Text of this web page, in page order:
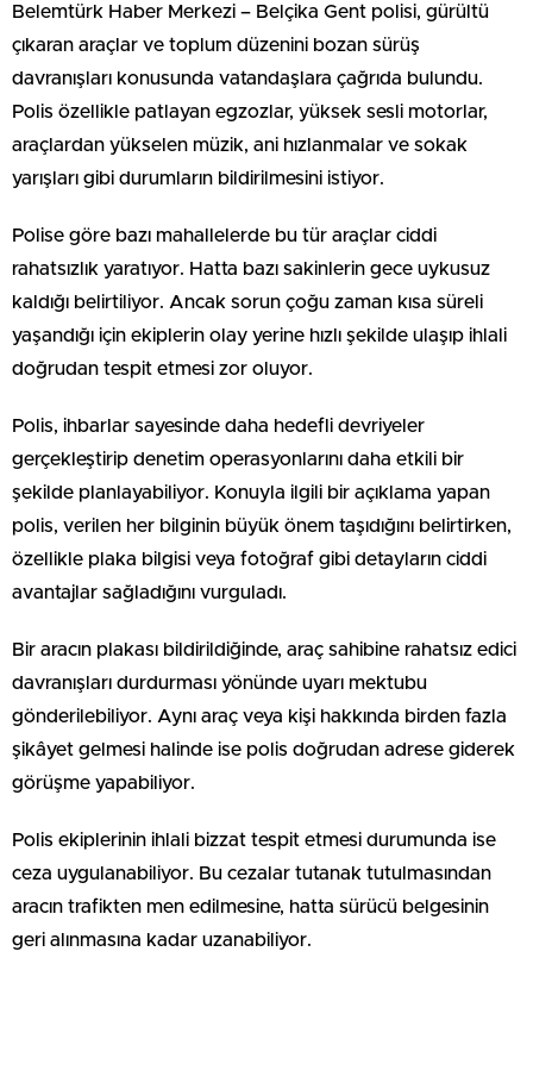
Belemtürk Haber Merkezi – Belçika Gent polisi, gürültü
çıkaran araçlar ve toplum düzenini bozan sürüş
davranışları konusunda vatandaşlara çağrıda bulundu.
Polis özellikle patlayan egzozlar, yüksek sesli motorlar,
araçlardan yükselen müzik, ani hızlanmalar ve sokak
yarışları gibi durumların bildirilmesini istiyor.
Polise göre bazı mahallelerde bu tür araçlar ciddi
rahatsızlık yaratıyor. Hatta bazı sakinlerin gece uykusuz
kaldığı belirtiliyor. Ancak sorun çoğu zaman kısa süreli
yaşandığı için ekiplerin olay yerine hızlı şekilde ulaşıp ihlali
doğrudan tespit etmesi zor oluyor.
Polis, ihbarlar sayesinde daha hedefli devriyeler
gerçekleştirip denetim operasyonlarını daha etkili bir
şekilde planlayabiliyor. Konuyla ilgili bir açıklama yapan
polis, verilen her bilginin büyük önem taşıdığını belirtirken,
özellikle plaka bilgisi veya fotoğraf gibi detayların ciddi
avantajlar sağladığını vurguladı.
Bir aracın plakası bildirildiğinde, araç sahibine rahatsız edici
davranışları durdurması yönünde uyarı mektubu
gönderilebiliyor. Aynı araç veya kişi hakkında birden fazla
şikâyet gelmesi halinde ise polis doğrudan adrese giderek
görüşme yapabiliyor.
Polis ekiplerinin ihlali bizzat tespit etmesi durumunda ise
ceza uygulanabiliyor. Bu cezalar tutanak tutulmasından
aracın trafikten men edilmesine, hatta sürücü belgesinin
geri alınmasına kadar uzanabiliyor.